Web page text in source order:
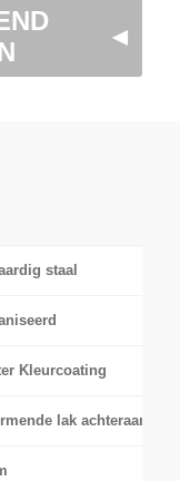
staal
Kleurcoating
lak achteraan